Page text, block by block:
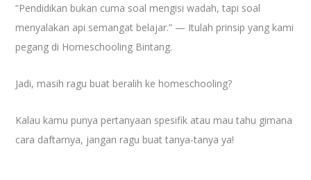
“Pendidikan bukan cuma soal mengisi wadah, tapi soal
menyalakan api semangat belajar.” — Itulah prinsip yang kami
pegang di Homeschooling Bintang.
Jadi, masih ragu buat beralih ke homeschooling?
Kalau kamu punya pertanyaan spesifik atau mau tahu gimana
cara daftarnya, jangan ragu buat tanya-tanya ya!